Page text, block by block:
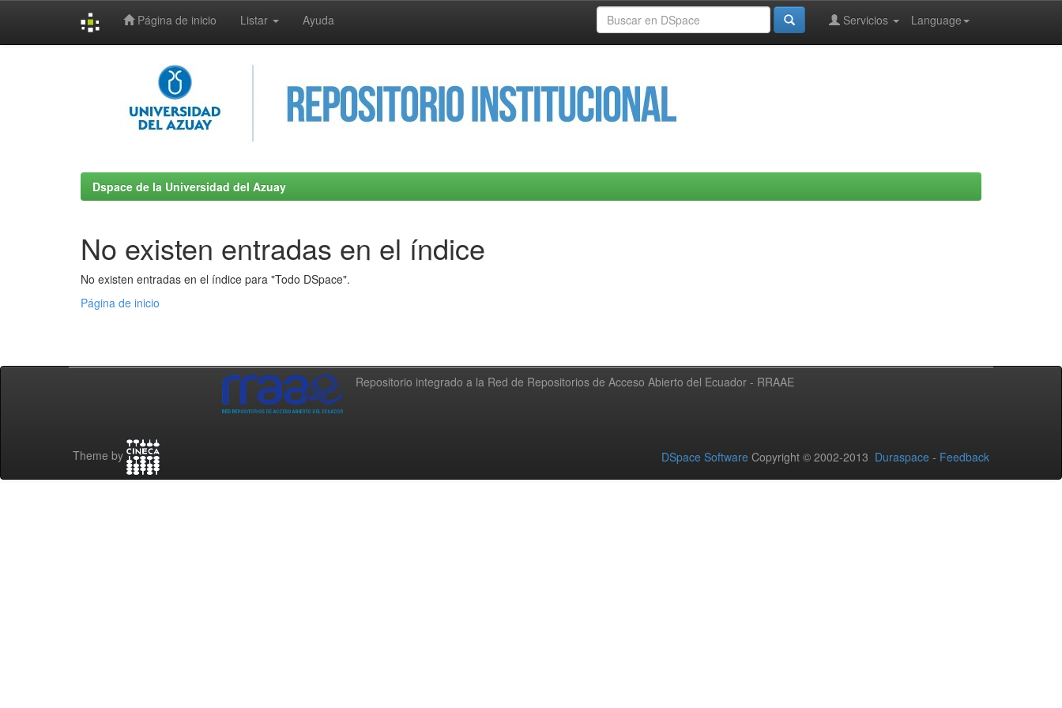
Página de inicio Listar Ayuda Language
Servicios
Dspace de la Universidad del Azuay
No existen entradas en el índice
No existen entradas en el índice para "Todo DSpace".
Página de inicio
Repositorio integrado a la Red de Repositorios de Acceso Abierto del Ecuador - RRAAE
Theme by DSpace Software Copyright © 2002-2013 Duraspace - Feedback